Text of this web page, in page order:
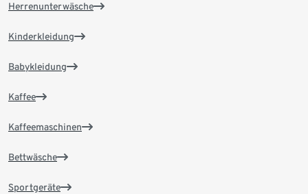
Herrenunterwäsche
Kinderkleidung
Babykleidung
Kaffee
Kaffeemaschinen
Bettwäsche
Sportgeräte